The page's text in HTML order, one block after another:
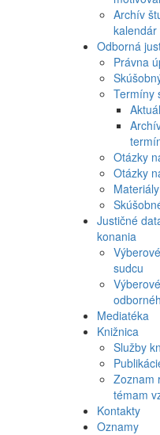
Archív
Odborná
Právna
Termíny
Otázky
Otázky
Justičné
konania
sudcu
Mediatéka
Knižnica
Služby
Zoznam
témam
Kontakty
Oznamy